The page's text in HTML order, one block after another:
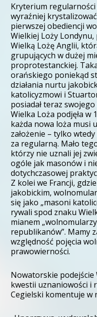
Kryterium
wyraźniej
pierwszej obediencji
Wielkiej Loży
Wielką Lożę Anglii,
grupujących w dużej
proprotestanckiej.
orańskiego poniekąd
działania nurtu
katolicyzmowi i
posiadał teraz
Wielka Loża podjęła w
każda nowa loża musi
założenie – tylko
za regularną. Mało
którzy nie uznali jej
ogóle jak masonów i
dotychczasowej
Z kolei we Francji,
jakobickim,
się jako „masoni
rywali spod znaku
mianem
republikanów”. Mamy
względność pojęcia
prawowierności.
Nowatorskie podejście
kwestii uznaniowości i
Cegielski komentuje w